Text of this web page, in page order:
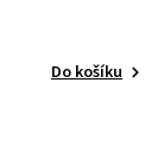
Do košíku